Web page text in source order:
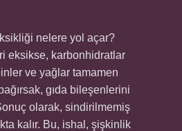
nelere yol açar?
eksikse, karbonhidratlar
ve yağlar tamamen
gıda bileşenlerini
olarak, sindirilmemiş
kalır. Bu, ishal, şişkinlik